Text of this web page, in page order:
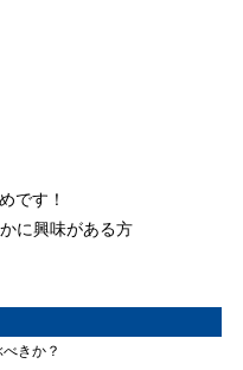
です！
に興味がある方
きか？